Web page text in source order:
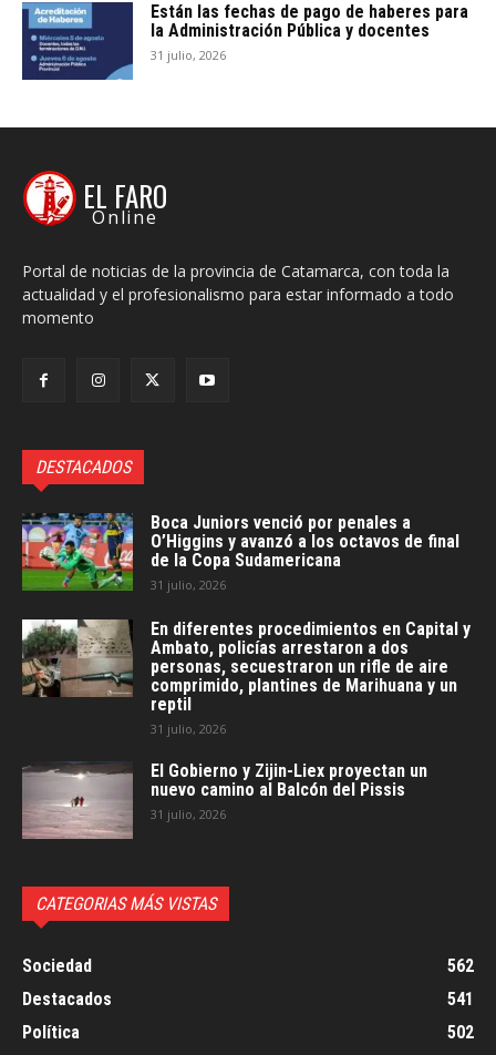
Están las fechas de pago de haberes para
la Administración Pública y docentes
31 julio, 2026
EL FARO
Online
Portal de noticias de la provincia de Catamarca, con toda la
actualidad y el profesionalismo para estar informado a todo
momento
DESTACADOS
Boca Juniors venció por penales a
O’Higgins y avanzó a los octavos de final
de la Copa Sudamericana
31 julio, 2026
En diferentes procedimientos en Capital y
Ambato, policías arrestaron a dos
personas, secuestraron un rifle de aire
comprimido, plantines de Marihuana y un
reptil
31 julio, 2026
El Gobierno y Zijin-Liex proyectan un
nuevo camino al Balcón del Pissis
31 julio, 2026
CATEGORIAS MÁS VISTAS
Sociedad
562
Destacados
541
Política
502